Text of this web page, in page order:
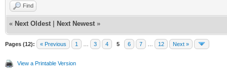
Find
« Next Oldest Next Newest »
Pages (12): « Previous 1 3 4 5 6 7 12 Next »
View a Printable Version